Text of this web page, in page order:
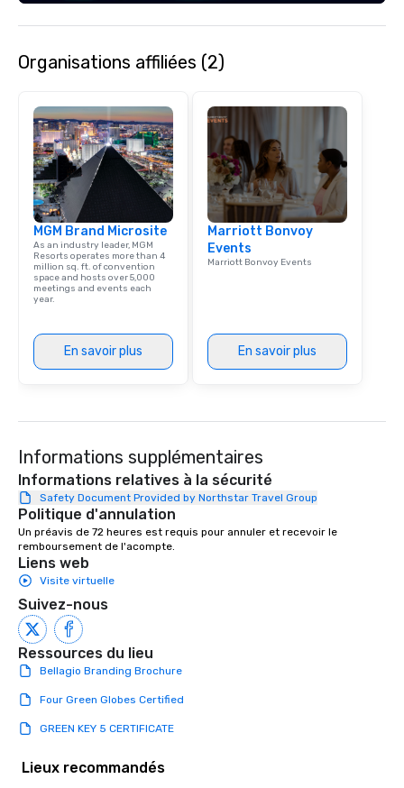
Organisations affiliées (2)
MGM Brand Microsite
As an industry leader, MGM
Resorts operates more than 4
million sq. ft. of convention
space and hosts over 5,000
meetings and events each
year.
En savoir plus
Marriott Bonvoy
Events
Marriott Bonvoy Events
En savoir plus
Informations supplémentaires
Informations relatives à la sécurité
Safety Document Provided by Northstar Travel Group
Politique d'annulation
Un préavis de 72 heures est requis pour annuler et recevoir le
remboursement de l'acompte.
Liens web
Visite virtuelle
Suivez-nous
Ressources du lieu
Bellagio Branding Brochure
Four Green Globes Certified
GREEN KEY 5 CERTIFICATE
Lieux recommandés